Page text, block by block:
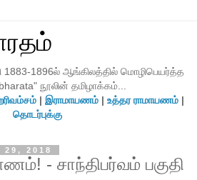
1883-1896ல் ஆங்கிலத்தில் மொழிபெயர்த்த
நூலின் தமிழாக்கம்...
| இராமாயணம்| உத்தர ராமாயணம்|
தொடர்புக்கு
29, 2018
- சாந்திபர்வம் பகுதி